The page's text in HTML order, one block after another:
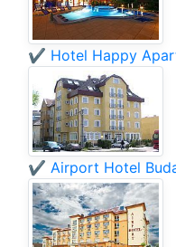
✔️ Hotel Happy
✔️ Airport Hotel